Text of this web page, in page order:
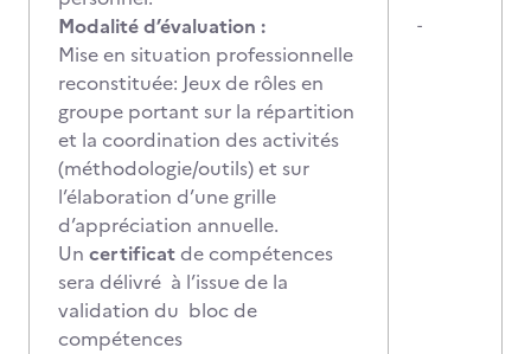
Modalité d’évaluation :
Mise en situation professionnelle
reconstituée: Jeux de rôles en
groupe portant sur la répartition
et la coordination des activités
(méthodologie/outils) et sur
l’élaboration d’une grille
d’appréciation annuelle.
Un certificatde compétences
sera délivré à l’issue de la
validation du bloc de
compétences
-